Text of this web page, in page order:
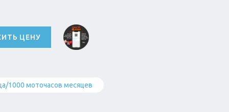
ЦЕНУ
1000 моточасов месяцев